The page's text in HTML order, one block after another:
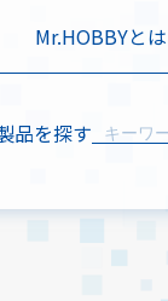
Mr.HOBBYとは
品を探す